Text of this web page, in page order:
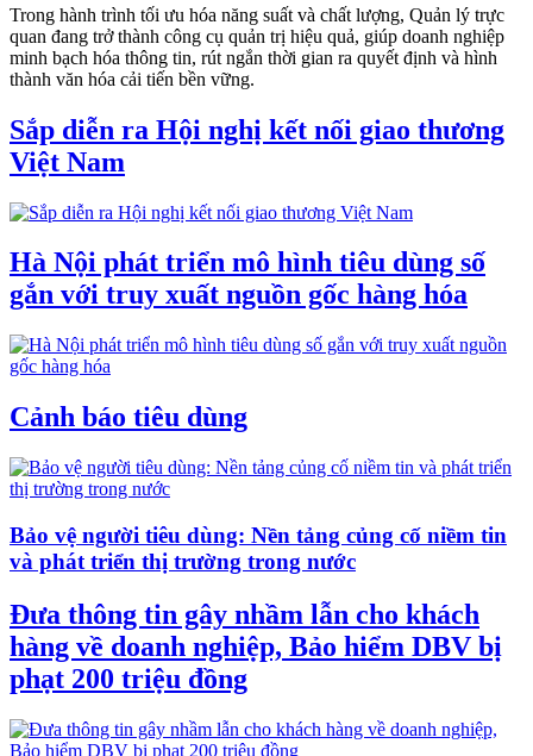
Trong hành trình tối ưu hóa năng suất và chất lượng, Quản lý trực
quan đang trở thành công cụ quản trị hiệu quả, giúp doanh nghiệp
minh bạch hóa thông tin, rút ngắn thời gian ra quyết định và hình
thành văn hóa cải tiến bền vững.
Sắp diễn ra Hội nghị kết nối giao thương
Việt Nam
Hà Nội phát triển mô hình tiêu dùng số
gắn với truy xuất nguồn gốc hàng hóa
Cảnh báo tiêu dùng
Bảo vệ người tiêu dùng: Nền tảng củng cố niềm tin
và phát triển thị trường trong nước
Đưa thông tin gây nhầm lẫn cho khách
hàng về doanh nghiệp, Bảo hiểm DBV bị
phạt 200 triệu đồng